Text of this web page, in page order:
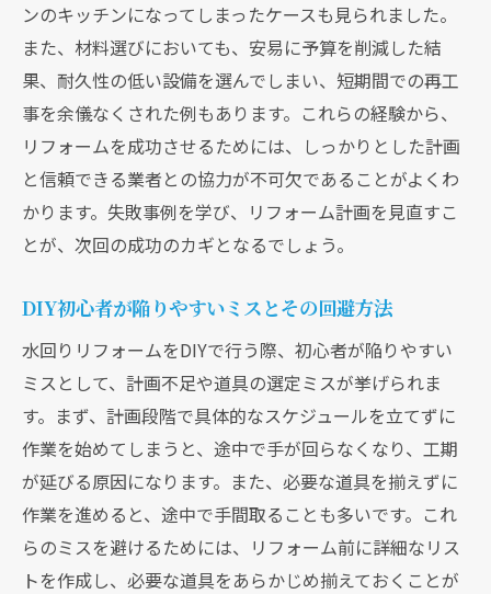
ンのキッチンになってしまったケースも見られました。
また、材料選びにおいても、安易に予算を削減した結
果、耐久性の低い設備を選んでしまい、短期間での再工
事を余儀なくされた例もあります。これらの経験から、
リフォームを成功させるためには、しっかりとした計画
と信頼できる業者との協力が不可欠であることがよくわ
かります。失敗事例を学び、リフォーム計画を見直すこ
とが、次回の成功のカギとなるでしょう。
DIY初心者が陥りやすいミスとその回避方法
水回りリフォームをDIYで行う際、初心者が陥りやすい
ミスとして、計画不足や道具の選定ミスが挙げられま
す。まず、計画段階で具体的なスケジュールを立てずに
作業を始めてしまうと、途中で手が回らなくなり、工期
が延びる原因になります。また、必要な道具を揃えずに
作業を進めると、途中で手間取ることも多いです。これ
らのミスを避けるためには、リフォーム前に詳細なリス
トを作成し、必要な道具をあらかじめ揃えておくことが